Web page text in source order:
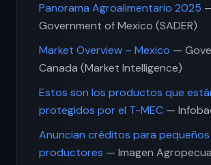
Panorama Agroalimentario 2025
Government of Mexico (SADER)
Market Overview – Mexico —
Canada (Market Intelligence)
Estos son los productos que
protegidos por el T-MEC —
Anuncian créditos para pequeños
productores — Imagen